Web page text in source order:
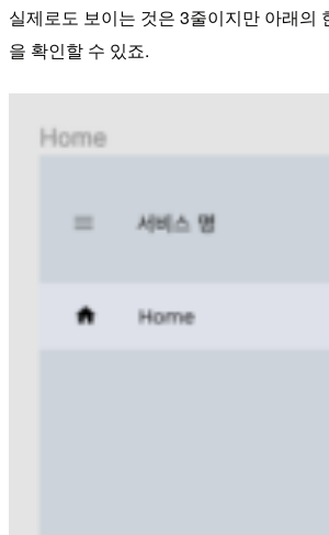
실제로도 보이는 것은 3줄이지만 아래의
을 확인할 수 있죠.